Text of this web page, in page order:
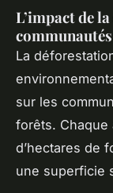
L’impact de
La
sur les
forêts. Chaque
d’hectares de
une superficie